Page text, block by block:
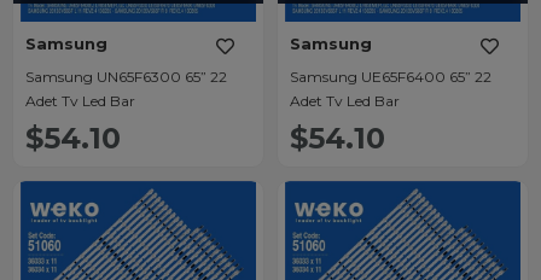
Samsung
Samsung UN65F6300 65” 22
Adet Tv Led Bar
$54.10
Samsung
Samsung UE65F6400 65” 22
Adet Tv Led Bar
$54.10